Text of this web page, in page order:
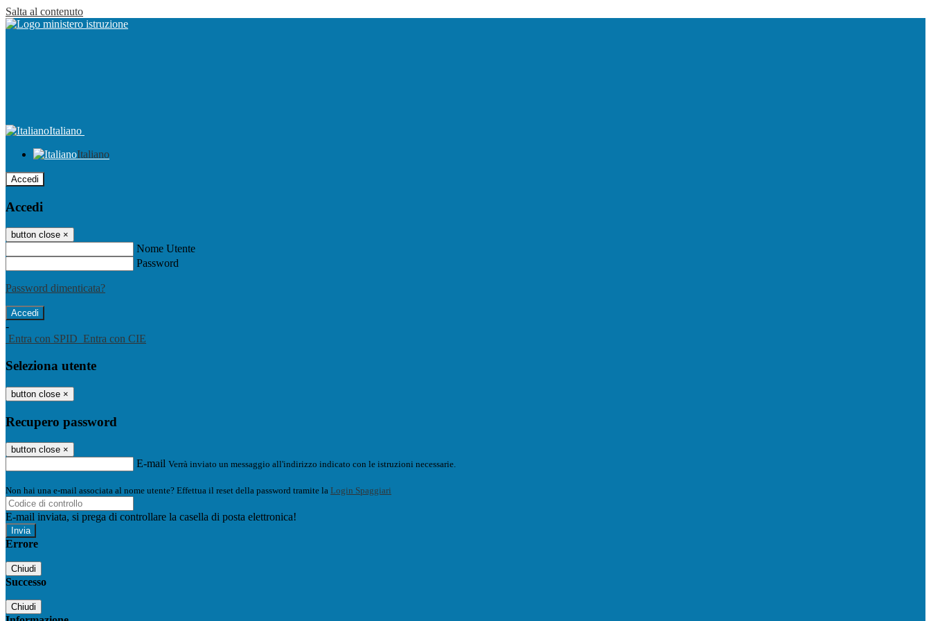
Salta al contenuto
Italiano
Italiano
Accedi
Accedi
button close ×
Nome Utente
Password
Password dimenticata?
-
Entra con SPID Entra con CIE
Seleziona utente
button close ×
Recupero password
button close ×
E-mail Verrà inviato un messaggio all'indirizzo indicato con le istruzioni necessarie.
Non hai una e-mail associata al nome utente? Effettua il reset della password tramite la Login Spaggiari
E-mail inviata, si prega di controllare la casella di posta elettronica!
Errore
Chiudi
Successo
Chiudi